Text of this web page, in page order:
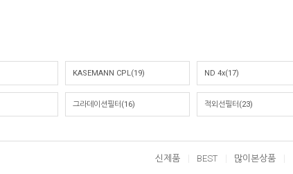
KASEMANN CPL(19) ND 4x(17)
그라데이션필터(16) 적외선필터(23)
신제품 BEST 많이본상품